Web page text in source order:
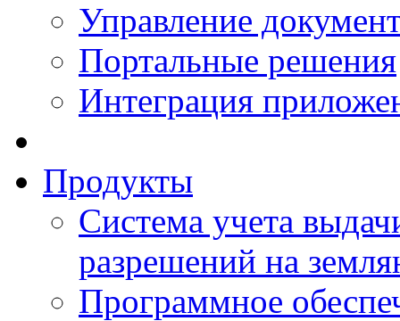
Управление
Портальные решения
Интеграция
Продукты
Система учета
разрешений на
Программное